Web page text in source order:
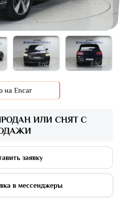
ИЛИ СНЯТ С
заявку
в мессенджеры
на Encar